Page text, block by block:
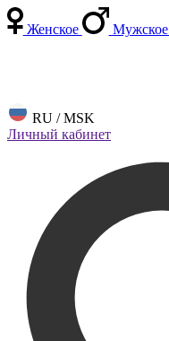
Женское Мужское
RU / MSK
Личный кабинет